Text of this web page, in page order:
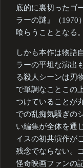
底的に裏切ったゴ
ラーの謎』（1970
喰らうこととなる。
しかも本作は物語
ラーの平坦な演出
る殺人シーンは刃
で単調なことこの
つけていることが
での乱痴気騒ぎの
い編集が全体を通
イスの初共演作が
残念でならない。
怪奇映画ファンの